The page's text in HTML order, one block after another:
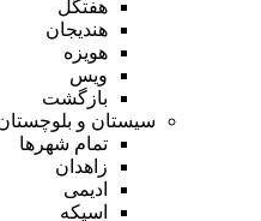
هفتگل
هندیجان
هویزه
ویس
بازگشت
سیستان و بلوچستان
تمام شهر‌ها
زاهدان
ادیمی
اسپکه